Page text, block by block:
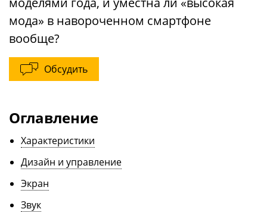
мода» в навороченном смартфоне
вообще?
Обсудить
Оглавление
Характеристики
Дизайн и управление
Экран
Звук